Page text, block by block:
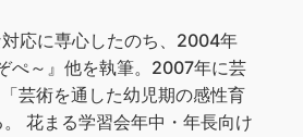
応に専心したのち、2004年
ぺ～』他を執筆。2007年に芸
芸術を通した幼児期の感性育
花まる学習会年中・年長向け